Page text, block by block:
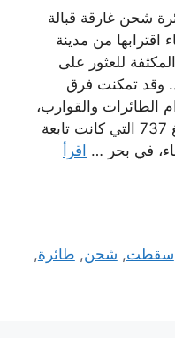
شحن غارقة قبالة
اقترابها من مدينة
للعثور على
وقد تمكنت فرق
الطائرات والقوارب،
من اكتشاف حطام طائرة البوينغ 737 التي كانت تابعة
في بحر … اقرأ
سقطت, شحن, طائرة,